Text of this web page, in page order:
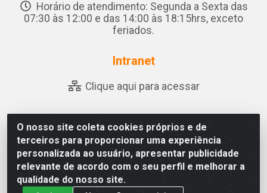
O nosso site coleta cookies próprios e de
terceiros para proporcionar uma experiência
personalizada ao usuário, apresentar publicidade
relevante de acordo com o seu perfil e melhorar a
qualidade do nosso site.
Horário de atendimento: Segunda a Sexta das
07:30 às 12:00 e das 14:00 às 18:15hrs, exceto
feriados.
Intranet
Clique aqui para acessar
Abreu & Silva - Rua Padre Jose de Souza Leite, 265 - Ariado,
Olho D'Água das Flores/AL - CEP 57.442-000 - CNPJ
04.790.656/0001-06